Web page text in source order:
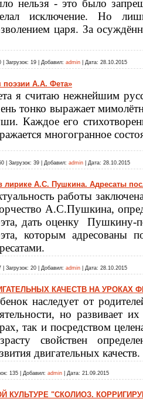
нельзя - это было
исключение. Но
царя. За
Загрузок: 19 Добавил: admin Дата: 28.10.2015
поэзии А.А. Фета»
я считаю нежнейшим
тонко выражает
Каждое его
многогранное
Загрузок: 39 Добавил: admin Дата: 28.10.2015
лирике А.С. Пушкина. Адресаты
работы
А.С.Пушкина,
дать оценку
Пушкину-
которым адресованы
Загрузок: 20 Добавил: admin Дата: 28.10.2015
КАЧЕСТВ НА УРОКАХ
наследует от
но развивает
так и посредством
свойствен
двигательных качеств.
135 Добавил: admin Дата: 21.09.2015
КУЛЬТУРЕ "СКОЛИОЗ.